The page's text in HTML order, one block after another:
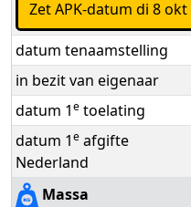
Zet APK-
datum tenaamstelling
in bezit van eigenaar
datum 1e toelating
datum 1e afgifte
Nederland
Massa